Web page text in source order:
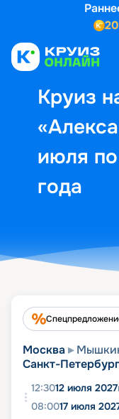
Круиз
июля
года
Москва
Санкт-Петербург
12:3012 июля 2027
08:0017 июля